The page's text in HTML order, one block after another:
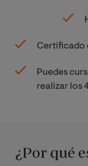
Certificado
Puedes
realizar los
¿Por qué